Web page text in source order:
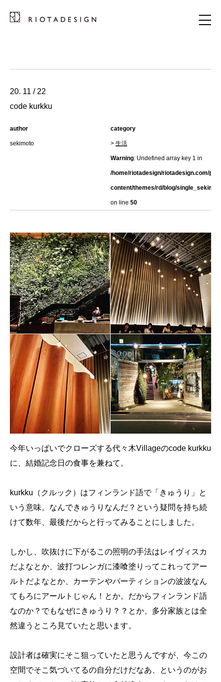
20. 11 / 22
code kurkku
author
sekimoto
category
> 生活
Warning: Undefined array key 1 in
/home/riotadesign/riotadesign.com/
content/themes/rd/blog/
on line 50
今年いっぱいでクローズする代々木Villageのcode kurkku
に、結婚記念日の食事を兼ねて。
kurkku（クルック）はフィンランド語で「きゅうり」と
いう意味。なんできゅうりなんだ？という疑問を持ち続
けて数年、最後だからと行ってみることにしました。
しかし、吹抜けに下がるこの照明の手法はレイヴィスカ
だよなとか、波打つレンガに漆喰塗りってこれってアー
ルトだよなとか、カーテンやパーティションの波波なん
てもろにアールトじゃん！とか。だからフィンランド語
なのか？でもなぜにきゅうり？？とか、多分家族とは全
然違うところ見ていたと思います。
設計者は確実にそこ狙っていたと思うんですが、今この
空間でそこ気づいてるの自分だけだなあ、というのがお